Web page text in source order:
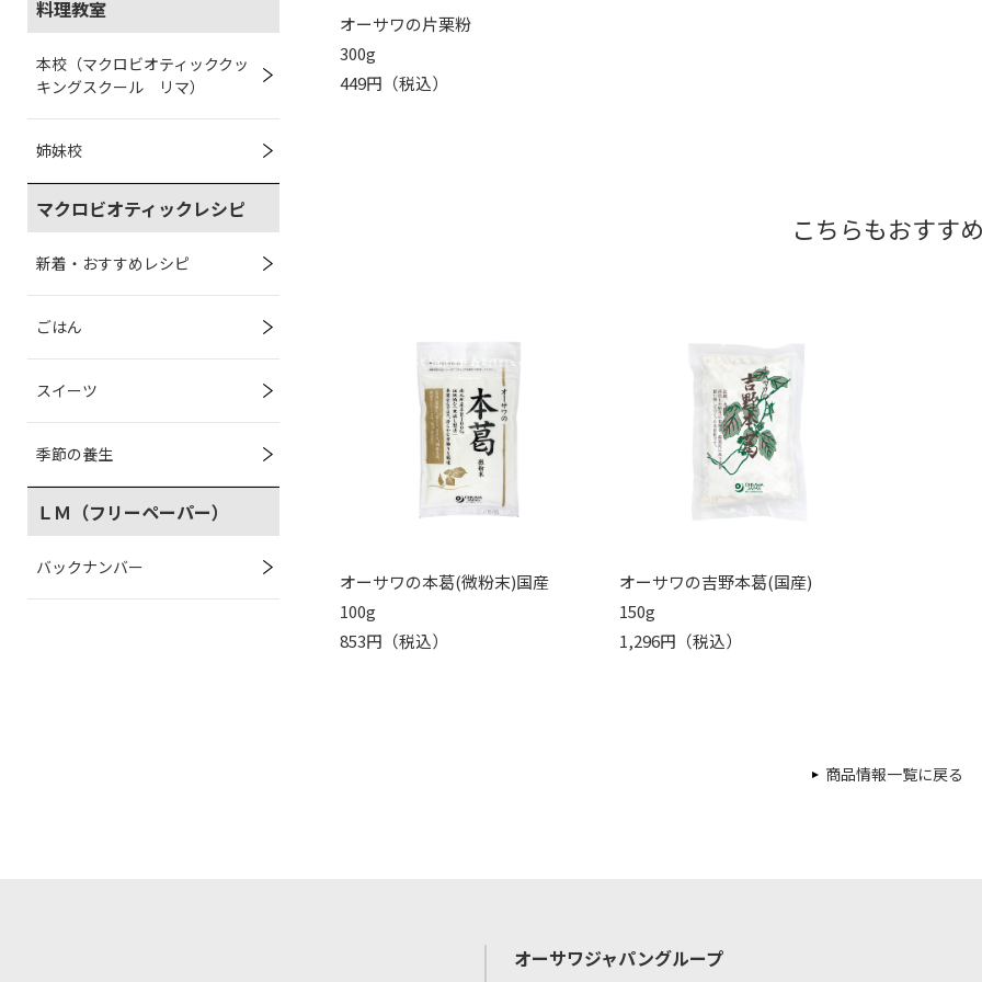
料理教室
本校（マクロビオティッククッ
キングスクール リマ）
姉妹校
マクロビオティックレシピ
新着・おすすめレシピ
ごはん
スイーツ
季節の養生
ＬＭ（フリーペーパー）
バックナンバー
オーサワの片栗粉
300g
449円（税込）
こちらもおすすめ
オーサワの本葛(微粉末)国産
100g
853円（税込）
オーサワの吉野本葛(国産)
150g
1,296円（税込）
商品情報一覧に戻る
オーサワジャパングループ